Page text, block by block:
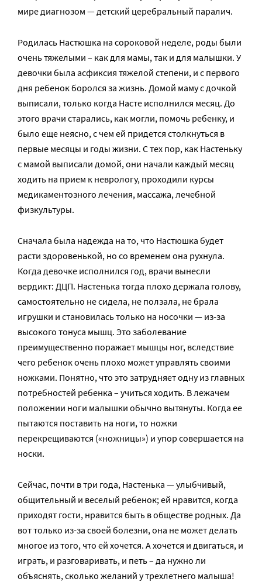
мире диагнозом — детский церебральный паралич.
Родилась Настюшка на сороковой неделе, роды были
очень тяжелыми – как для мамы, так и для малышки. У
девочки была асфиксия тяжелой степени, и с первого
дня ребенок боролся за жизнь. Домой маму с дочкой
выписали, только когда Насте исполнился месяц. До
этого врачи старались, как могли, помочь ребенку, и
было еще неясно, с чем ей придется столкнуться в
первые месяцы и годы жизни. С тех пор, как Настеньку
с мамой выписали домой, они начали каждый месяц
ходить на прием к неврологу, проходили курсы
медикаментозного лечения, массажа, лечебной
физкультуры.
Сначала была надежда на то, что Настюшка будет
расти здоровенькой, но со временем она рухнула.
Когда девочке исполнился год, врачи вынесли
вердикт: ДЦП. Настенька тогда плохо держала голову,
самостоятельно не сидела, не ползала, не брала
игрушки и становилась только на носочки — из-за
высокого тонуса мышц. Это заболевание
преимущественно поражает мышцы ног, вследствие
чего ребенок очень плохо может управлять своими
ножками. Понятно, что это затрудняет одну из главных
потребностей ребенка – учиться ходить. В лежачем
положении ноги малышки обычно вытянуты. Когда ее
пытаются поставить на ноги, то ножки
перекрещиваются («ножницы») и упор совершается на
носки.
Сейчас, почти в три года, Настенька — улыбчивый,
общительный и веселый ребенок; ей нравится, когда
приходят гости, нравится быть в обществе родных. Да
вот только из-за своей болезни, она не может делать
многое из того, что ей хочется. А хочется и двигаться, и
играть, и разговаривать, и петь – да нужно ли
объяснять, сколько желаний у трехлетнего малыша!